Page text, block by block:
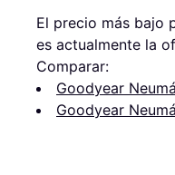
El precio más bajo
es actualmente la
Comparar:
Goodyear
Goodyear